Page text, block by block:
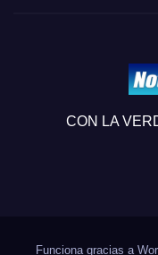
CON LA
Funciona gracias a